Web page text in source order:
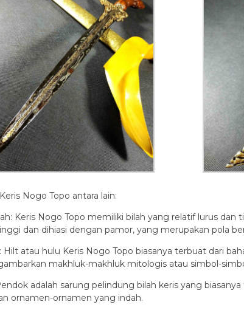
Nogo Topo antara lain:
Keris Nogo Topo memiliki bilah yang relatif lurus
dan dihiasi dengan pamor, yang merupakan pola
Hilt atau hulu Keris Nogo Topo biasanya terbuat dari
makhluk-makhluk mitologis atau simbol-
adalah sarung pelindung bilah keris yang
ornamen-ornamen yang indah.